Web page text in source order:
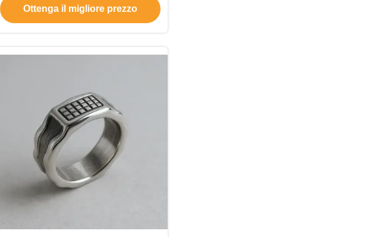
gioielleria in acciaio inossidabile
per uomo e donna
Ottenga il migliore prezzo